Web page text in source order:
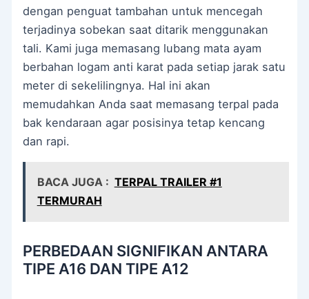
dengan penguat tambahan untuk mencegah
terjadinya sobekan saat ditarik menggunakan
tali. Kami juga memasang lubang mata ayam
berbahan logam anti karat pada setiap jarak satu
meter di sekelilingnya. Hal ini akan
memudahkan Anda saat memasang terpal pada
bak kendaraan agar posisinya tetap kencang
dan rapi.
BACA JUGA : TERPAL TRAILER #1
TERMURAH
PERBEDAAN SIGNIFIKAN ANTARA
TIPE A16 DAN TIPE A12